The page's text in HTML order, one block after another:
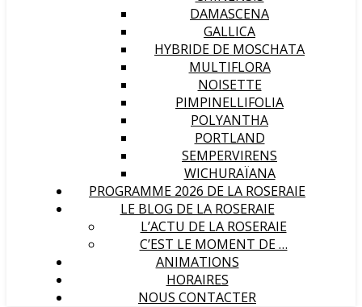
DAMASCENA
GALLICA
HYBRIDE DE MOSCHATA
MULTIFLORA
NOISETTE
PIMPINELLIFOLIA
POLYANTHA
PORTLAND
SEMPERVIRENS
WICHURAÏANA
PROGRAMME 2026 DE LA ROSERAIE
LE BLOG DE LA ROSERAIE
L’ACTU DE LA ROSERAIE
C’EST LE MOMENT DE …
ANIMATIONS
HORAIRES
NOUS CONTACTER